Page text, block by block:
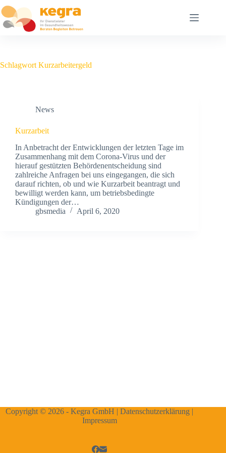
Schlagwort Kurzarbeitergeld
News
Kurzarbeit
In Anbetracht der Entwicklungen der letzten Tage im
Zusammenhang mit dem Corona-Virus und der
hierauf gestützten Behördenentscheidung sind
zahlreiche Anfragen bei uns eingegangen, die sich
darauf richten, ob und wie Kurzarbeit beantragt und
bewilligt werden kann, um betriebsbedingte
Kündigungen der…
gbsmedia
April 6, 2020
Copyright © 2026 - Kegra GmbH |Datenschutzerklärung |
Impressum